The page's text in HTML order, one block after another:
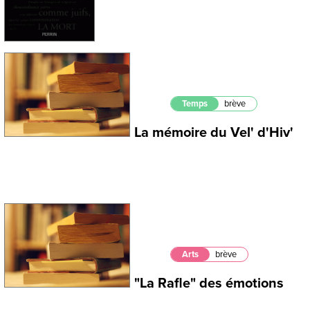
Temps brève
La mémoire du Vel' d'Hiv'
Arts brève
"La Rafle" des émotions